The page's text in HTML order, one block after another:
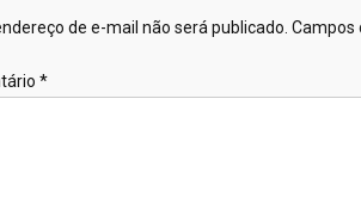
de e-mail não será publicado. Campos
*